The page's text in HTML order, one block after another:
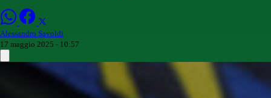
Alessandro Savoldi
17 maggio 2025 - 10:57